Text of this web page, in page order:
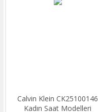
Calvin Klein CK25100146
Kadın Saat Modelleri